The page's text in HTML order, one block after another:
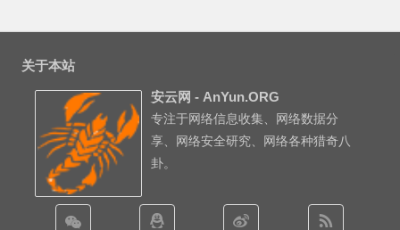
关于本站
安云网 - AnYun.ORG
专注于网络信息收集、网络数据分
享、网络安全研究、网络各种猎奇八
卦。